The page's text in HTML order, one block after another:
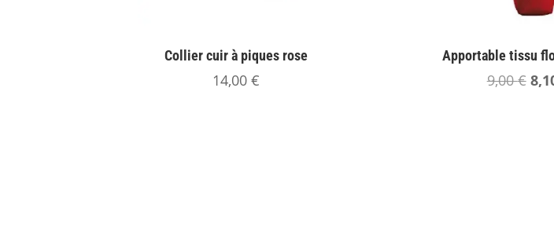
Collier cuir à piques rose
14,00 €
Apportable tissu
9,00€ Le